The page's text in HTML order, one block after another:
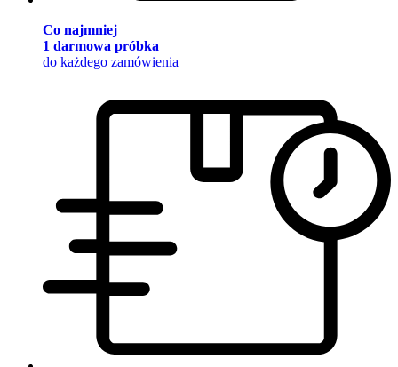
Co najmniej
1 darmowa próbka
do każdego zamówienia